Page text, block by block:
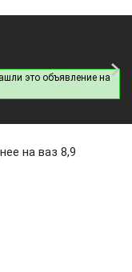
это объявление на
на ваз 8,9